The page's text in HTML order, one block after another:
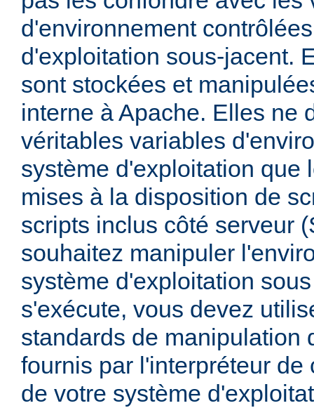
d'environnement
d'exploitation sous-jacent.
sont stockées et
interne à Apache. Elles ne
véritables variables
système d'exploitation que
mises à la disposition de
scripts inclus côté serveur
souhaitez manipuler
système d'exploitation
s'exécute, vous devez
standards de manipulation
fournis par l'interpréteur de
de votre système